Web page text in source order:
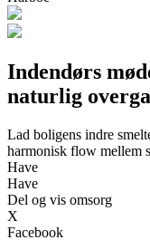
Indendørs
naturlig
Lad boligens indre
harmonisk flow mellem
Have
Have
Del og vis omsorg
X
Facebook